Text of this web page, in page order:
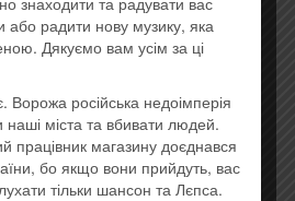
попросить подождать
або радити нову музику, яка
Дякуємо вам усім за ці
Ворожа російська недоімперія
міста та вбивати людей.
працівник магазину доєднався
бо якщо вони прийдуть, вас
тільки шансон та Лєпса.